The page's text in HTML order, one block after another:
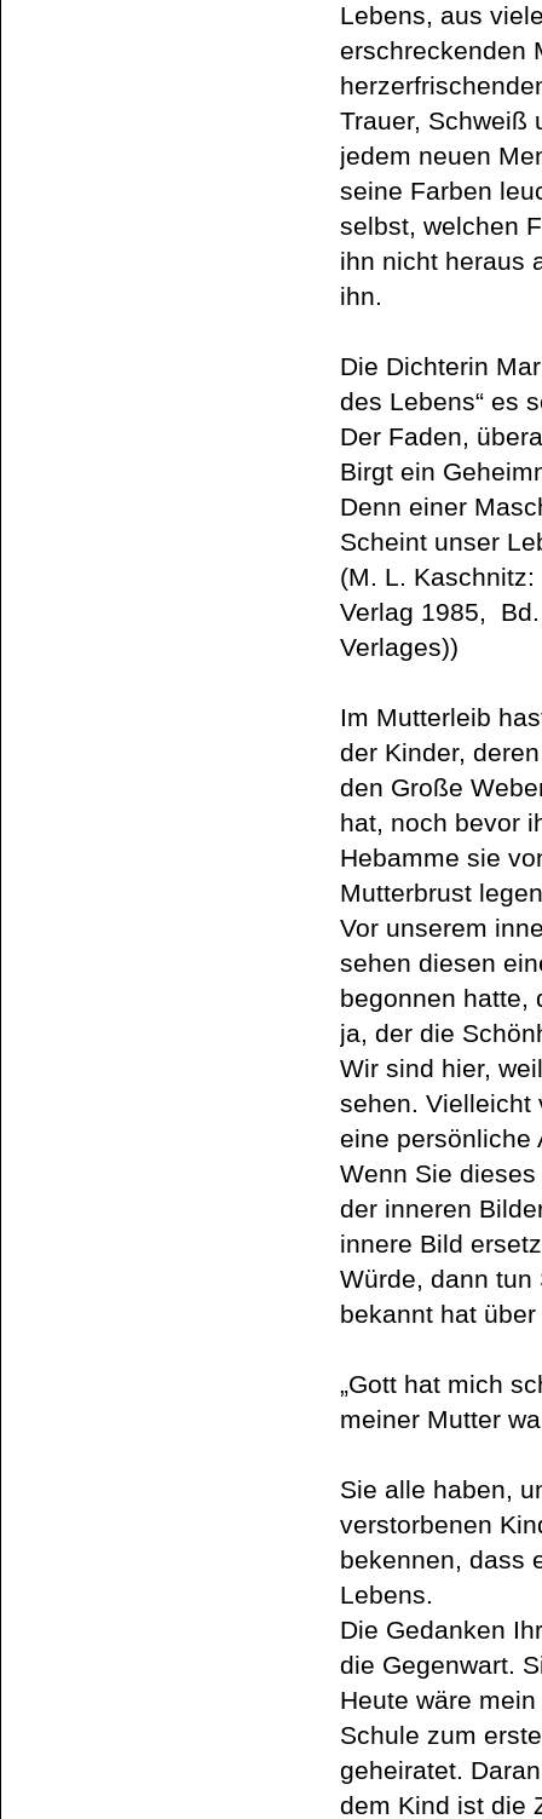
Lebens, aus
erschreckenden
Trauer, Schweiß
jedem neuen
seine Farben
selbst, welchen
ihn nicht heraus
ihn.
Die Dichterin
des Lebens“ es
Der Faden,
Birgt ein
Denn einer
Scheint unser
(M. L.
Verlag 1985,
Verlages))
Im Mutterleib
der Kinder,
den Große
hat, noch bevor
Hebamme sie
Mutterbrust
Vor unserem
sehen diesen
begonnen hatte,
ja, der die
Wir sind hier,
sehen. Vielleicht
eine persönliche
Wenn Sie
der inneren
innere Bild
Würde, dann
bekannt hat
„Gott hat mich
meiner Mutter
Sie alle haben,
verstorbenen
bekennen, dass
Lebens.
Die Gedanken
die Gegenwart.
Heute wäre
Schule zum
geheiratet.
dem Kind ist die